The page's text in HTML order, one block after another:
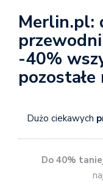
Merlin.pl:
-40%
Dużo ciekawych
Do 40%